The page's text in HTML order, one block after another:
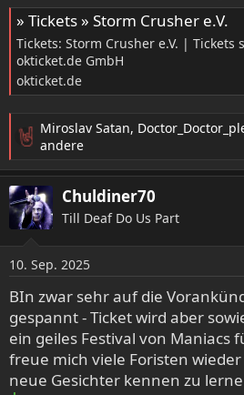
» Tickets » Storm Crusher e.V.
Tickets: Storm Crusher e.V. | Tickets
okticket.de GmbH
okticket.de
R
a
k
t
i
o
n
e
n
:
Miroslav Satan,
andere
Chuldiner70
Till Deaf Do Us Part
10. Sep. 2025
BIn zwar sehr auf die
gespannt - Ticket wird aber
ein geiles Festival von Maniacs
freue mich viele Foristen
neue Gesichter kennen zu